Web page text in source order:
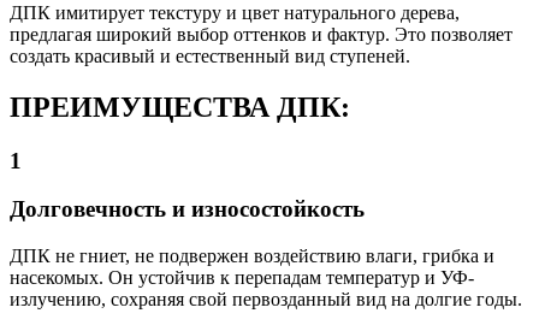
ДПК имитирует текстуру и цвет натурального дерева,
предлагая широкий выбор оттенков и фактур. Это позволяет
создать красивый и естественный вид ступеней.
ПРЕИМУЩЕСТВА ДПК:
1
Долговечность и износостойкость
ДПК не гниет, не подвержен воздействию влаги, грибка и
насекомых. Он устойчив к перепадам температур и УФ-
излучению, сохраняя свой первозданный вид на долгие годы.